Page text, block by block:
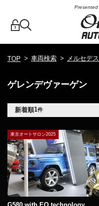
Presented
TOP 車両検索 メルセデ
ゲレンデヴァーゲン
新着順1件
東京オートサロン2025